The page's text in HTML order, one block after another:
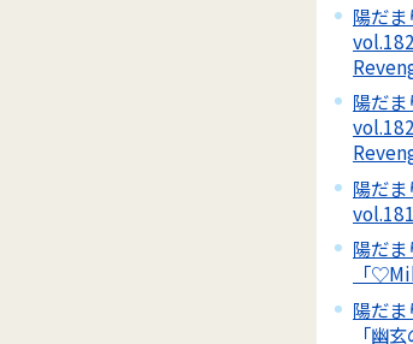
陽だ
陽だ
陽だ
陽だ
「
陽だ
「幽